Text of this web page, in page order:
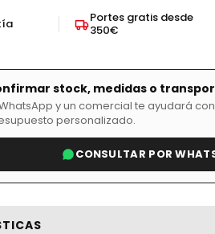
Portes gratis desde
350€
stock, medidas o
y un comercial te ayudará
personalizado.
CONSULTAR POR